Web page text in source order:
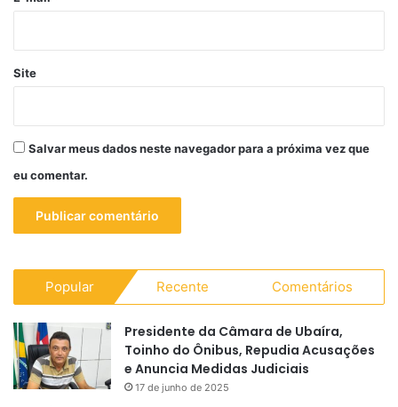
Site
Salvar meus dados neste navegador para a próxima vez que
eu comentar.
Popular Recente Comentários
Presidente da Câmara de Ubaíra,
Toinho do Ônibus, Repudia Acusações
e Anuncia Medidas Judiciais
17 de junho de 2025